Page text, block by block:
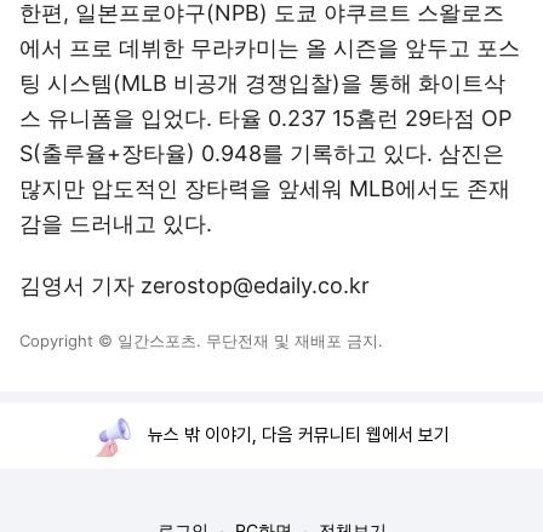
한편, 일본프로야구(NPB) 도쿄 야쿠르트 스왈로즈
에서 프로 데뷔한 무라카미는 올 시즌을 앞두고 포스
팅 시스템(MLB 비공개 경쟁입찰)을 통해 화이트삭
스 유니폼을 입었다. 타율 0.237 15홈런 29타점 OP
S(출루율+장타율) 0.948를 기록하고 있다. 삼진은
많지만 압도적인 장타력을 앞세워 MLB에서도 존재
감을 드러내고 있다.
김영서 기자 zerostop@edaily.co.kr
Copyright © 일간스포츠. 무단전재 및 재배포 금지.
뉴스 밖 이야기, 다음 커뮤니티 웹에서 보기